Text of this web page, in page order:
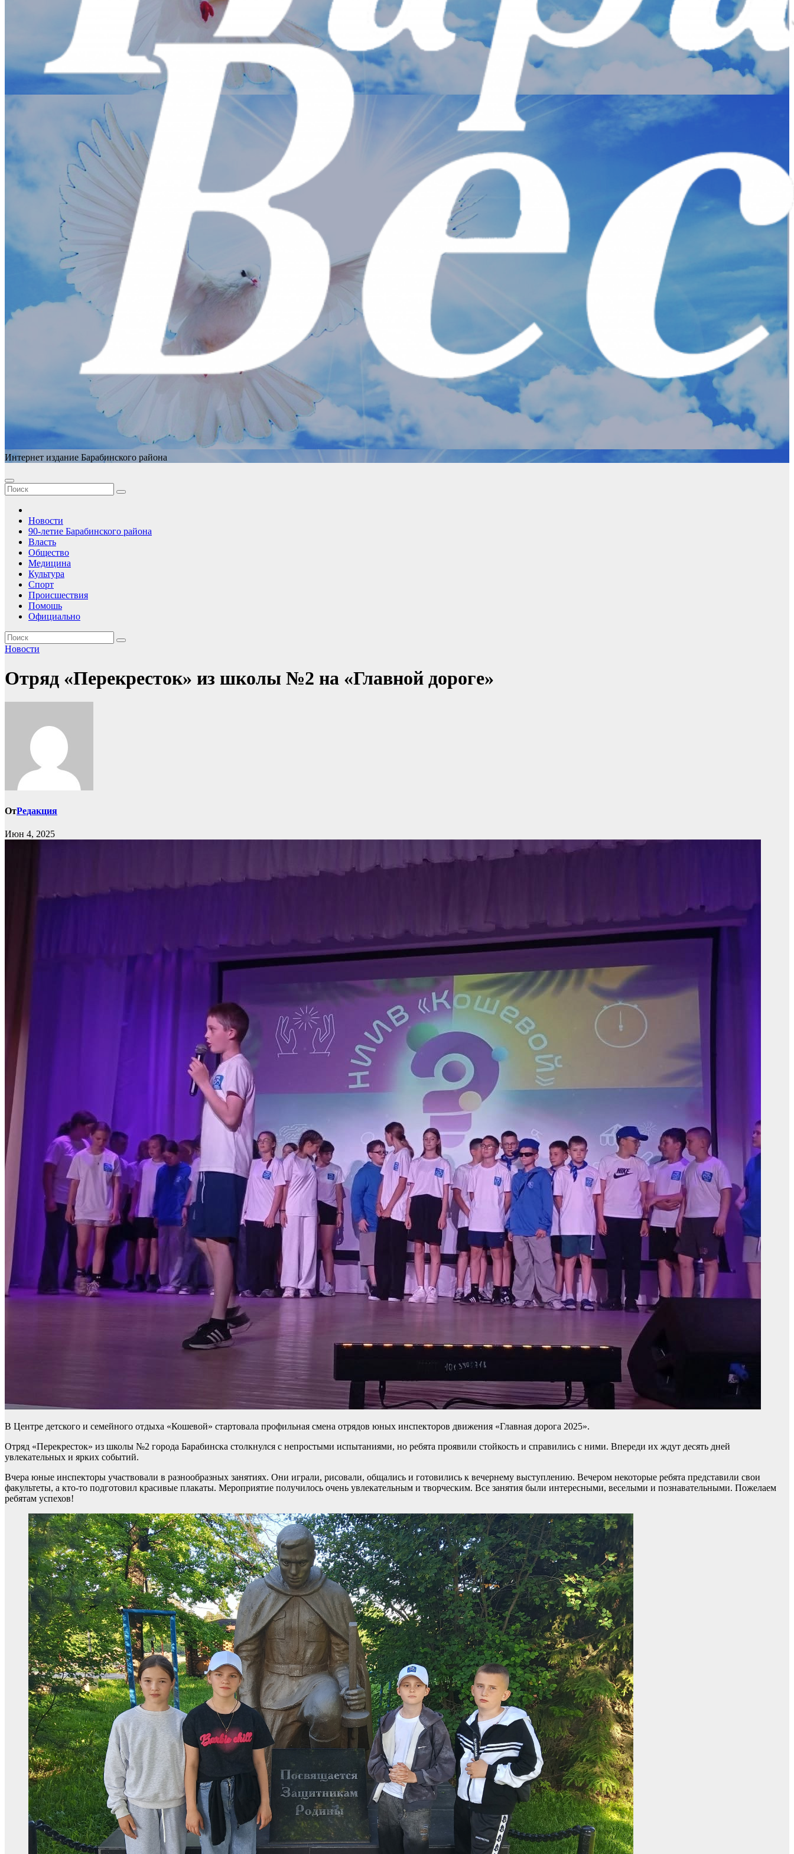
Интернет издание Барабинского района
Новости
90-летие Барабинского района
Власть
Общество
Медицина
Культура
Спорт
Происшествия
Помошь
Официально
Новости
Отряд «Перекресток» из школы №2 на «Главной дороге»
ОтРедакция
Июн 4, 2025
В Центре детского и семейного отдыха «Кошевой» стартовала профильная смена отрядов юных инспекторов движения «Главная дорога 2025».
Отряд «Перекресток» из школы №2 города Барабинска столкнулся с непростыми испытаниями, но ребята проявили стойкость и справились с ними. Впереди их ждут десять дней
увлекательных и ярких событий.
Вчера юные инспекторы участвовали в разнообразных занятиях. Они играли, рисовали, общались и готовились к вечернему выступлению. Вечером некоторые ребята представили свои
факультеты, а кто-то подготовил красивые плакаты. Мероприятие получилось очень увлекательным и творческим. Все занятия были интересными, веселыми и познавательными. Пожелаем
ребятам успехов!